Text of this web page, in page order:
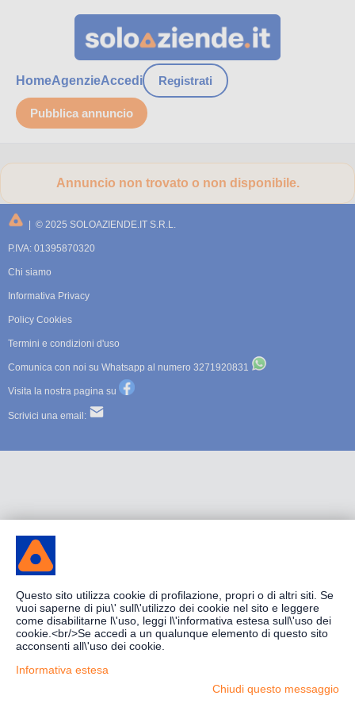
HomeAgenzieAccedi Registrati
Pubblica annuncio
Annuncio non trovato o non disponibile.
| © 2025 SOLOAZIENDE.IT S.R.L.
P.IVA: 01395870320
Chi siamo
Informativa Privacy
Policy Cookies
Termini e condizioni d'uso
Comunica con noi su Whatsapp al numero 3271920831
Visita la nostra pagina su
Scrivici una email:
Questo sito utilizza cookie di profilazione, propri o di altri siti. Se
vuoi saperne di piu\' sull\'utilizzo dei cookie nel sito e leggere
come disabilitarne l\'uso, leggi l\'informativa estesa sull\'uso dei
cookie.<br/>Se accedi a un qualunque elemento di questo sito
acconsenti all\'uso dei cookie.
Informativa estesa
Chiudi questo messaggio